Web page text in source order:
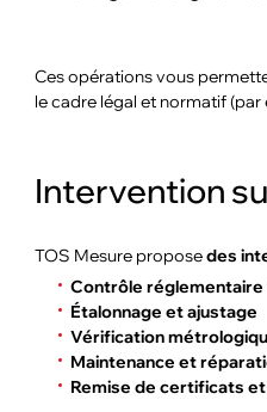
Ces opérations vous
le cadre légal et normatif
Intervention
TOS Mesure proposedes
Contrôle réglementaire
Étalonnage et ajustage
Vérification
Maintenance et
Remise de certificats